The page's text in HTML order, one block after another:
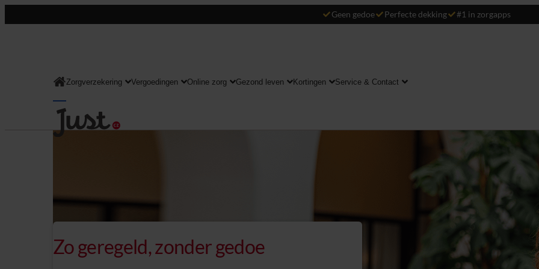
Geen gedoe Perfecte dekking #1 in zorgapps
Consument
Zorgverzekering Vergoedingen Online zorg Gezond leven Kortingen Service & Contact
Zo geregeld, zonder gedoe